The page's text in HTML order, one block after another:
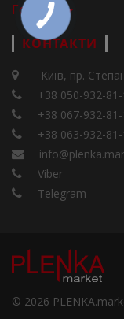
Города
КОНТАКТИ
Київ, пр.
+38 050-932-81-
+38 067-932-81-
+38 063-932-81-
Viber
Telegram
© 2026